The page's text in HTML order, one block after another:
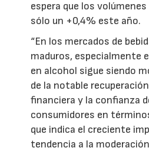
espera que los
sólo un +0,4% este año.
“En los mercados de
maduros, especialmente
en alcohol sigue siendo
de la notable
financiera y la confianza
consumidores en
que indica el creciente
tendencia a la